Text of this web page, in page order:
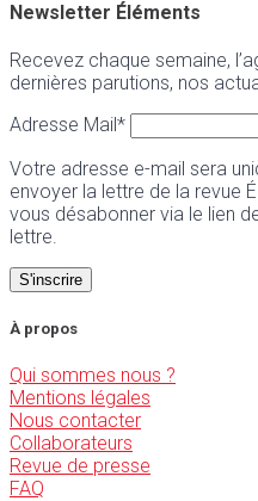
Newsletter Éléments
Recevez chaque semaine,
dernières parutions, nos
Adresse Mail*
Votre adresse e-mail sera
envoyer la lettre de la revue
vous désabonner via le lien
lettre.
À propos
Qui sommes nous ?
Mentions légales
Nous contacter
Collaborateurs
Revue de presse
FAQ